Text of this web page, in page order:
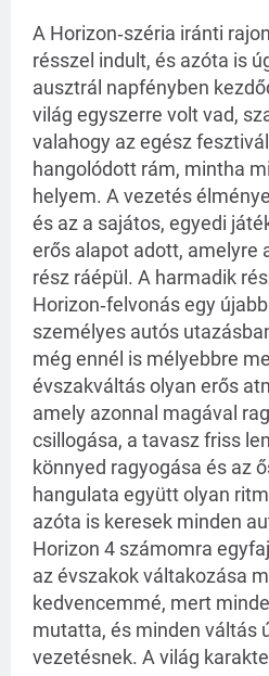
A Horizon‑széria iránti
résszel indult, és azóta is
ausztrál napfényben
világ egyszerre volt vad,
valahogy az egész
hangolódott rám, mintha
helyem. A vezetés
és az a sajátos, egyedi
erős alapot adott, amelyre
rész ráépül. A harmadik
Horizon‑felvonás egy
személyes autós
még ennél is mélyebbre
évszakváltás olyan erős
amely azonnal magával
csillogása, a tavasz friss
könnyed ragyogása és az
hangulata együtt olyan
azóta is keresek minden
Horizon 4 számomra
az évszakok váltakozása
kedvencemmé, mert
mutatta, és minden váltás
vezetésnek. A világ